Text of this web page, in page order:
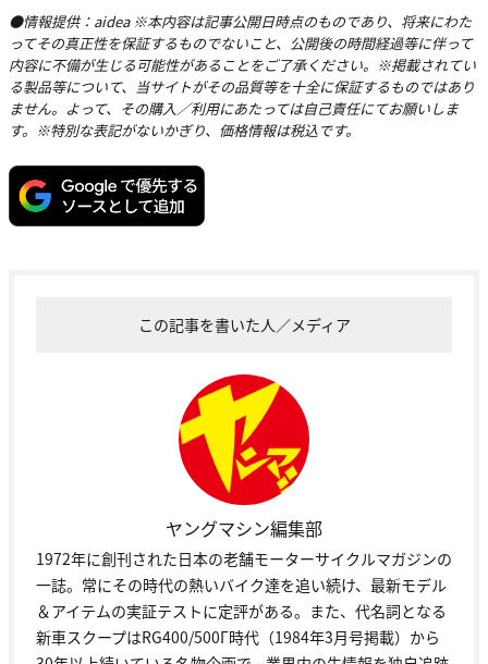
●情報提供：aidea ※本内容は記事公開日時点のものであり、将来にわた
ってその真正性を保証するものでないこと、公開後の時間経過等に伴って
内容に不備が生じる可能性があることをご了承ください。※掲載されてい
る製品等について、当サイトがその品質等を十全に保証するものではあり
ません。よって、その購入／利用にあたっては自己責任にてお願いしま
す。※特別な表記がないかぎり、価格情報は税込です。
この記事を書いた人／メディア
ヤングマシン編集部
1972年に創刊された日本の老舗モーターサイクルマガジンの
一誌。常にその時代の熱いバイク達を追い続け、最新モデル
＆アイテムの実証テストに定評がある。また、代名詞となる
新車スクープはRG400/500Γ時代（1984年3月号掲載）から